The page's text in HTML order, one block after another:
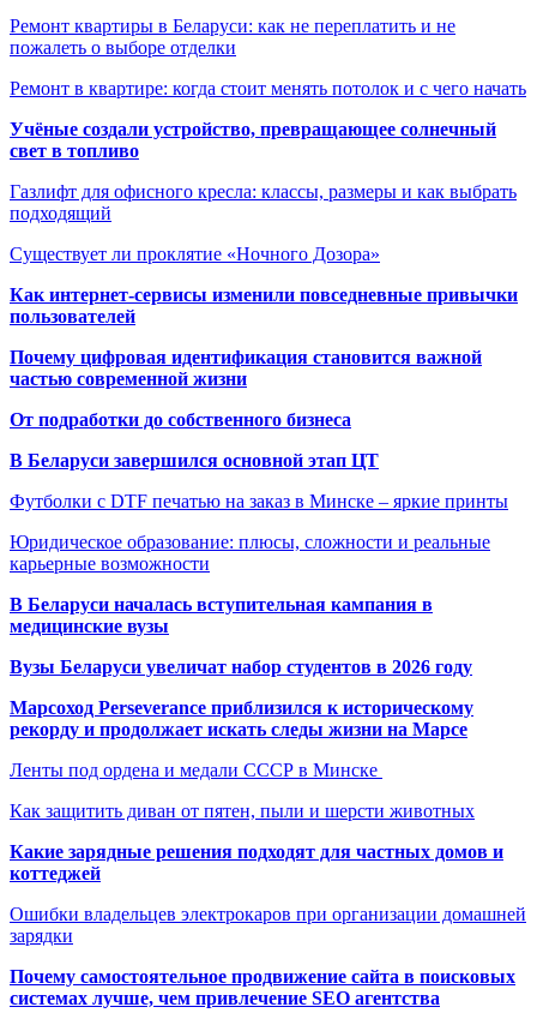
Ремонт квартиры в Беларуси: как не переплатить и не
пожалеть о выборе отделки
Ремонт в квартире: когда стоит менять потолок и с чего начать
Учёные создали устройство, превращающее солнечный
свет в топливо
Газлифт для офисного кресла: классы, размеры и как выбрать
подходящий
Существует ли проклятие «Ночного Дозора»
Как интернет-сервисы изменили повседневные привычки
пользователей
Почему цифровая идентификация становится важной
частью современной жизни
От подработки до собственного бизнеса
В Беларуси завершился основной этап ЦТ
Футболки с DTF печатью на заказ в Минске – яркие принты
Юридическое образование: плюсы, сложности и реальные
карьерные возможности
В Беларуси началась вступительная кампания в
медицинские вузы
Вузы Беларуси увеличат набор студентов в 2026 году
Марсоход Perseverance приблизился к историческому
рекорду и продолжает искать следы жизни на Марсе
Ленты под ордена и медали СССР в Минске
Как защитить диван от пятен, пыли и шерсти животных
Какие зарядные решения подходят для частных домов и
коттеджей
Ошибки владельцев электрокаров при организации домашней
зарядки
Почему самостоятельное продвижение сайта в поисковых
системах лучше, чем привлечение SEO агентства